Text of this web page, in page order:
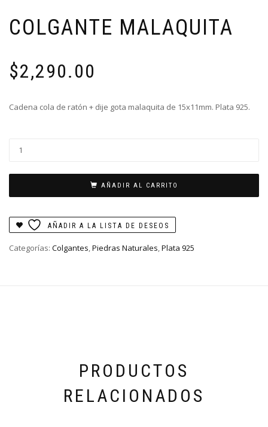
COLGANTE MALAQUITA
$2,290.00
Cadena cola de ratón + dije gota malaquita de 15x11mm. Plata 925.
cantidad
AÑADIR AL CARRITO
AÑADIR A LA LISTA DE DESEOS
Categorías: Colgantes,Piedras Naturales,Plata 925
PRODUCTOS
RELACIONADOS